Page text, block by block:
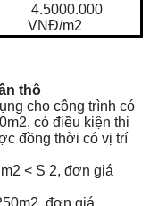
4.5000.000
VNĐ/m2
thô
cho công trình có
có điều kiện thi
đồng thời có vị trí
< S 2, đơn giá
đơn giá